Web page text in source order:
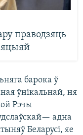
праводзяць
барока ў
ўнікальнай, ня
Рэчы
адна
Беларусі, яе